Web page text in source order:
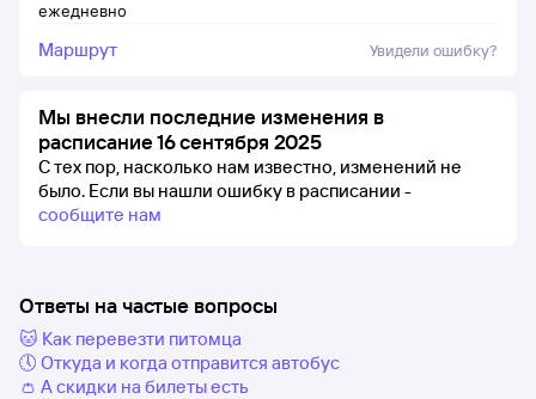
ежедневно
Маршрут Увидели ошибку?
Мы внесли последние изменения в
расписание 16 сентября 2025
С тех пор, насколько нам известно, изменений не
было. Если вы нашли ошибку в расписании -
сообщите нам
Ответы на частые вопросы
🐱 Как перевезти питомца
🕔 Откуда и когда отправится автобус
👛 А скидки на билеты есть